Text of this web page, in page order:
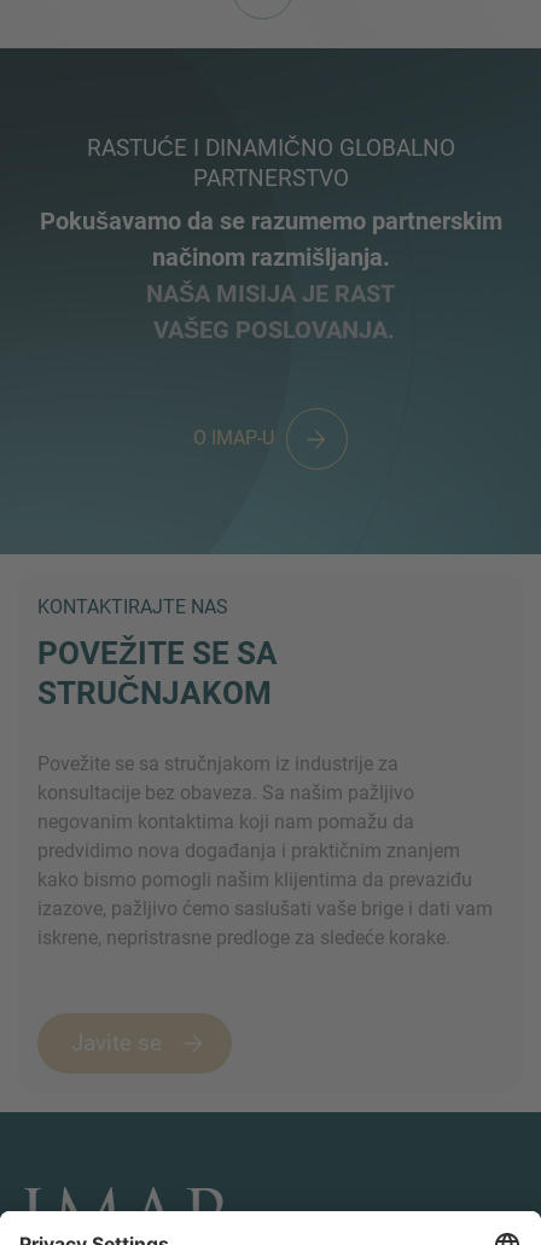
RASTUĆE I DINAMIČNO GLOBALNO
PARTNERSTVO
Pokušavamo da se razumemo partnerskim
načinom razmišljanja.
NAŠA MISIJA JE RAST
VAŠEG POSLOVANJA.
O IMAP-U
KONTAKTIRAJTE NAS
POVEŽITE SE SA
STRUČNJAKOM
Povežite se sa stručnjakom iz industrije za
konsultacije bez obaveza. Sa našim pažljivo
negovanim kontaktima koji nam pomažu da
predvidimo nova događanja i praktičnim znanjem
kako bismo pomogli našim klijentima da prevaziđu
izazove, pažljivo ćemo saslušati vaše brige i dati vam
iskrene, nepristrasne predloge za sledeće korake.
Javite se